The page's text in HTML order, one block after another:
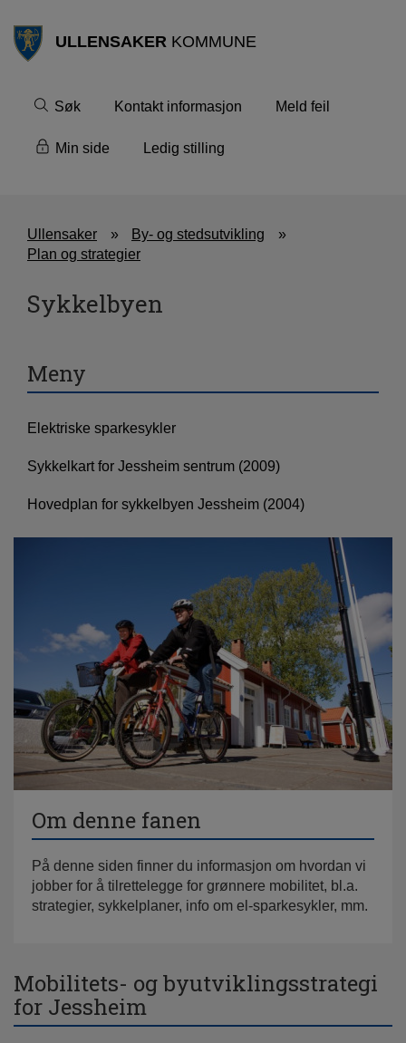
ULLENSAKERKOMMUNE
Søk Kontakt informasjon Meld feil
Min side Ledig stilling
Ullensaker
By- og stedsutvikling
Plan og strategier
Sykkelbyen
Meny
Elektriske sparkesykler
Sykkelkart for Jessheim sentrum (2009)
Hovedplan for sykkelbyen Jessheim (2004)
Om denne fanen
På denne siden finner du informasjon om hvordan vi
jobber for å tilrettelegge for grønnere mobilitet, bl.a.
strategier, sykkelplaner, info om el-sparkesykler, mm.
Mobilitets- og byutviklingsstrategi
for Jessheim